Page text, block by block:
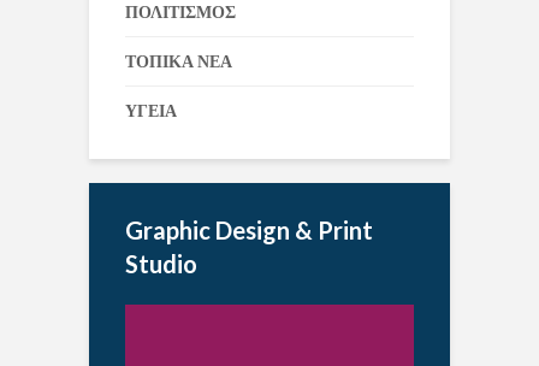
ΠΟΛΙΤΙΣΜΟΣ
ΤΟΠΙΚΑ ΝΕΑ
ΥΓΕΙΑ
Graphic Design & Print
Studio